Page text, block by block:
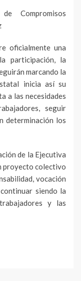
Compromisos
oficialmente una
participación, la
marcando la
inicia así su
a las necesidades
seguir
determinación los
de la Ejecutiva
proyecto colectivo
vocación
siendo la
y las